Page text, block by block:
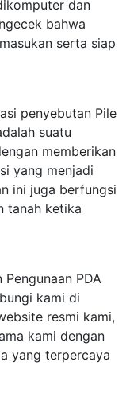
dan
bahwa
serta siap
penyebutan Pile
suatu
memberikan
yang menjadi
ini juga berfungsi
tanah ketika
PDA
kami di
resmi kami,
kami dengan
yang terpercaya